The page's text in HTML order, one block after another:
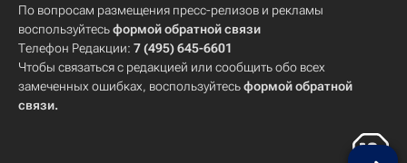
По вопросам размещения пресс-релизов и рекламы
воспользуйтесьформой обратной связи
Телефон Редакции: 7 (495) 645-6601
Чтобы связаться с редакцией или сообщить обо всех
замеченных ошибках, воспользуйтесьформой обратной
связи.